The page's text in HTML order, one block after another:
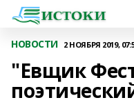
НОВОСТИ 2 НОЯБРЯ 2019,
"Евщик